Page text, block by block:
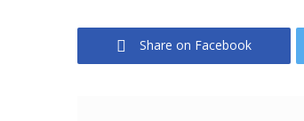
Share on Facebook